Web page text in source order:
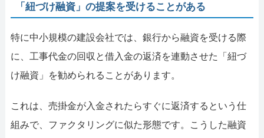
「紐づけ融資」の提案を受けることがある
特に中小規模の建設会社では、銀行から融資を受ける際
に、工事代金の回収と借入金の返済を連動させた「紐づ
け融資」を勧められることがあります。
これは、売掛金が入金されたらすぐに返済するという仕
組みで、ファクタリングに似た形態です。こうした融資